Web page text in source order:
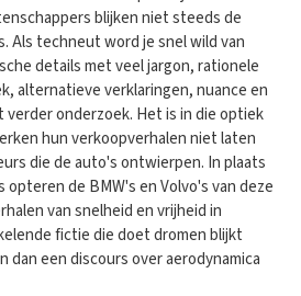
blijken niet steeds de
Als techneut word je snel wild van
details met veel jargon, rationele
alternatieve verklaringen, nuance en
onderzoek. Het is in die optiek
hun verkoopverhalen niet laten
die de auto's ontwierpen. In plaats
opteren de BMW's en Volvo's van deze
van snelheid en vrijheid in
fictie die doet dromen blijkt
een discours over aerodynamica